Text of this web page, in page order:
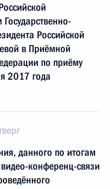
Российской
в Приёмной
по приёму
2017 года
данного по итогам
конференц-связи